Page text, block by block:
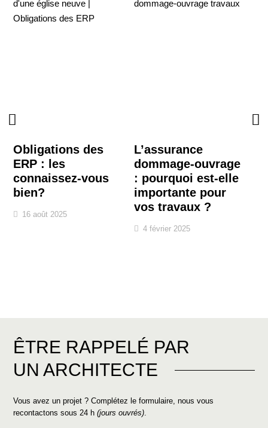
Obligations des
ERP : les
connaissez-vous
bien?
16 août 2025
L’assurance
dommage-ouvrage
: pourquoi est-elle
importante pour
vos travaux ?
4 février 2025
ÊTRE RAPPELÉ PAR
UN ARCHITECTE
Vous avez un projet ? Complétez le formulaire, nous vous
recontactons sous 24 h(jours ouvrés).